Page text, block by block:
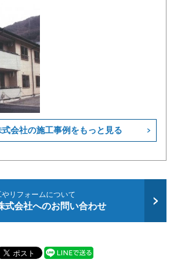
会社の施工事例をもっと見る
やリフォームについて
式会社へのお問い合わせ